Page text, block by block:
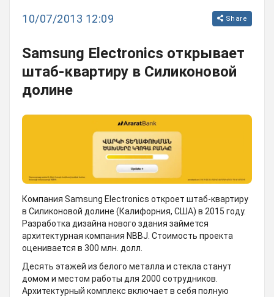
10/07/2013 12:09 Share
Samsung Electronics открывает
штаб-квартиру в Силиконовой
долине
Компания Samsung Electronics откроет штаб-квартиру
в Силиконовой долине (Калифорния, США) в 2015 году.
Разработка дизайна нового здания займется
архитектурная компания NBBJ. Стоимость проекта
оценивается в 300 млн. долл.
Десять этажей из белого металла и стекла станут
домом и местом работы для 2000 сотрудников.
Архитектурный комплекс включает в себя полную